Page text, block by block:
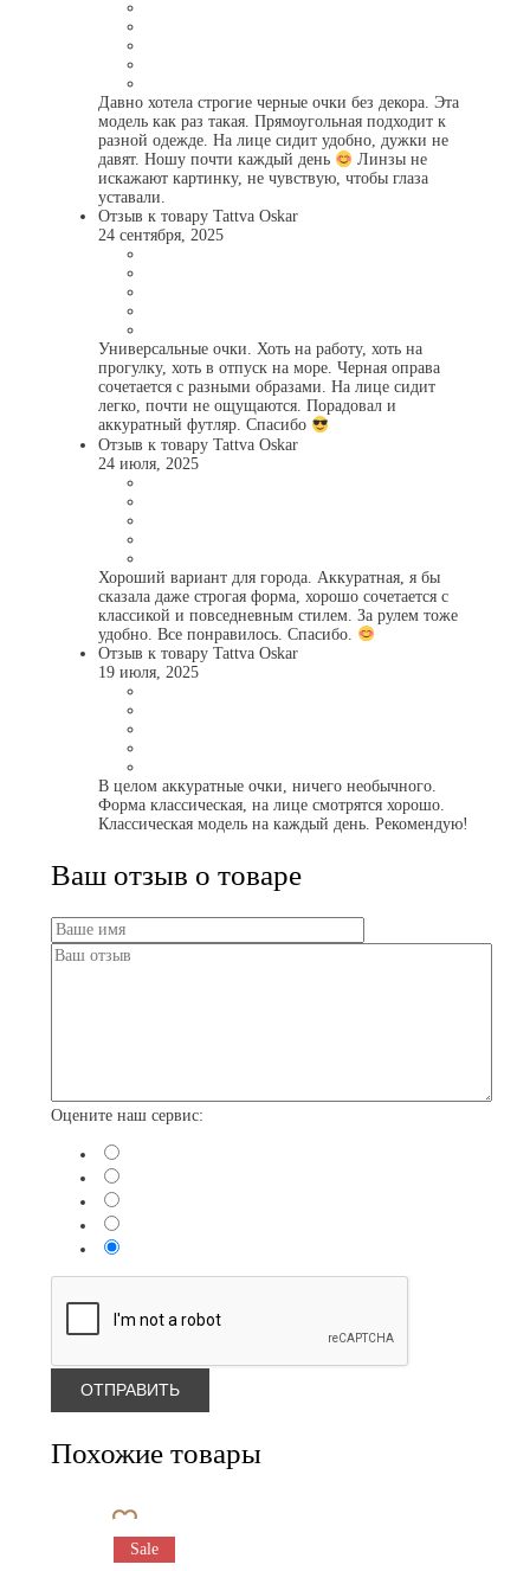
Давно хотела строгие черные очки без декора. Эта
модель как раз такая. Прямоугольная подходит к
разной одежде. На лице сидит удобно, дужки не
давят. Ношу почти каждый день
Линзы не
искажают картинку, не чувствую, чтобы глаза
уставали.
Отзыв к товару Tattva Oskar
24 сентября, 2025
Универсальные очки. Хоть на работу, хоть на
прогулку, хоть в отпуск на море. Черная оправа
сочетается с разными образами. На лице сидит
легко, почти не ощущаются. Порадовал и
аккуратный футляр. Спасибо
Отзыв к товару Tattva Oskar
24 июля, 2025
Хороший вариант для города. Аккуратная, я бы
сказала даже строгая форма, хорошо сочетается с
классикой и повседневным стилем. За рулем тоже
удобно. Все понравилось. Спасибо.
Отзыв к товару Tattva Oskar
19 июля, 2025
В целом аккуратные очки, ничего необычного.
Форма классическая, на лице смотрятся хорошо.
Классическая модель на каждый день. Рекомендую!
Ваш отзыв о товаре
Оцените наш сервис:
Похожие товары
Sale